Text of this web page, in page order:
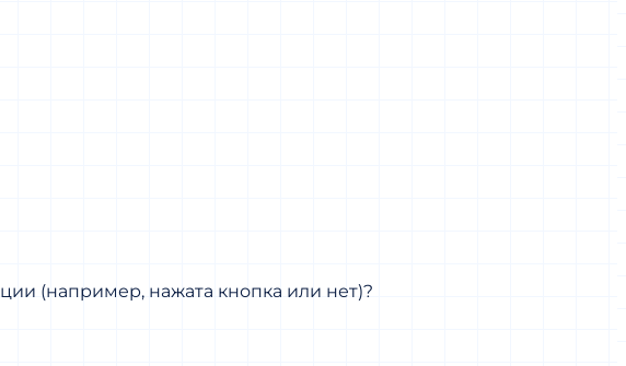
(например, нажата кнопка или нет)?